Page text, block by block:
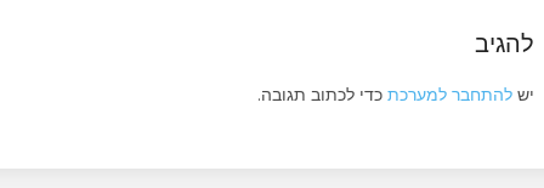
להגיב
יש להתחבר למערכת כדי לכתוב תגובה.